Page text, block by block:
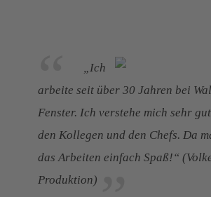
„Ich
arbeite seit über 30 Jahren bei
Fenster. Ich verstehe mich sehr
den Kollegen und den Chefs. Da
das Arbeiten einfach Spaß!“
Produktion)